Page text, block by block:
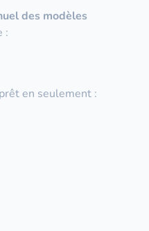
des modèles
:
en seulement :